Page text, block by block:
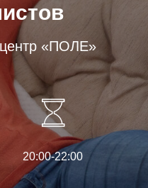
центр «ПОЛЕ»
20:00-22:00